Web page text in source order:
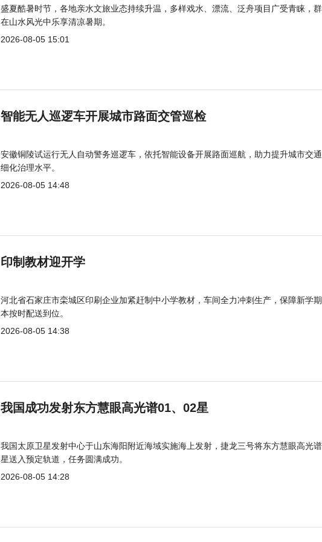
盛夏酷暑时节，各地亲水文旅业态持续升温，多样戏水、漂流、泛舟项目广受青睐，
在山水风光中乐享清凉暑期。
2026-08-05 15:01
智能无人巡逻车开展城市路面交管巡检
安徽铜陵试运行无人自动警务巡逻车，依托智能设备开展路面巡航，助力提升城市交
细化治理水平。
2026-08-05 14:48
印制教材迎开学
河北省石家庄市栾城区印刷企业加紧赶制中小学教材，车间全力冲刺生产，保障新学
本按时配送到位。
2026-08-05 14:38
我国成功发射东方慧眼高光谱01、02星
我国太原卫星发射中心于山东海阳附近海域实施海上发射，捷龙三号将东方慧眼高光
星送入预定轨道，任务圆满成功。
2026-08-05 14:28